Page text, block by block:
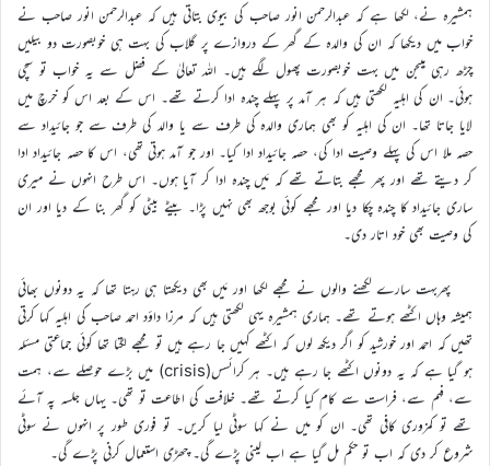
ہمشیرہ نے، لکھا ہے کہ عبدالرحمن انور صاحب کی بیوی بتاتی ہیں کہ عبدالرحمن انور صاحب نے
خواب میں دیکھا کہ ان کی والدہ کے گھر کے دروازے پر گلاب کی بہت ہی خوبصورت دو بیلیں
چڑھ رہی ہیںجن میں بہت خوبصورت پھول لگے ہیں۔ اللہ تعالیٰ کے فضل سے یہ خواب تو سچی
ہوئی۔ ان کی اہلیہ لکھتی ہیں کہ ہر آمد پر پہلے چندہ ادا کرتے تھے۔ اس کے بعد اس کو خرچ میں
لایا جاتا تھا۔ ان کی اہلیہ کو بھی ہماری والدہ کی طرف سے یا والد کی طرف سے جو جائیداد سے
حصہ ملا اس کی پہلے وصیت ادا کی، حصہ جائیداد ادا کیا۔ اور جو آمد ہوتی تھی، اس کا حصہ جائیداد ادا
کر دیتے تھے اور پھر مجھے بتاتے تھے کہ مَیں چندہ ادا کر آیا ہوں۔ اس طرح انہوں نے میری
ساری جائیداد کا چندہ چکا دیا اور مجھے کوئی بوجھ بھی نہیں پڑا۔ بیٹے بیٹی کو گھر بنا کے دیا اور ان
کی وصیت بھی خود اتار دی۔
پھربہت سارے لکھنے والوں نے مجھے لکھا اور مَیں بھی دیکھتا ہی رہتا تھا کہ یہ دونوں بھائی
ہمیشہ وہاں اکٹھے ہوتے تھے۔ ہماری ہمشیرہ یہی لکھتی ہیں کہ مرزا داؤد احمد صاحب کی اہلیہ کہا کرتی
تھیں کہ احمد اور خورشید کو اگر دیکھ لوں کہ اکٹھے کہیں جا رہے ہیں تو مجھے لگتا تھا کوئی جماعتی مسئلہ
ہو گیا ہے کہ یہ دونوں اکٹھے جا رہے ہیں۔ ہر کرائسس(crisis) میں بڑے حوصلے سے، ہمت
سے، فہم سے، فراست سے کام کیا کرتے تھے۔ خلافت کی اطاعت تو تھی۔ یہاں جلسہ پہ آئے
تھے تو کمزوری کافی تھی۔ ان کو میں نے کہا سوٹی لیا کریں۔ تو فوری طور پر انہوں نے سوٹی
شروع کر دی کہ اب تو حکم مل گیا ہے اب لینی پڑے گی۔ چھڑی استعمال کرنی پڑے گی۔